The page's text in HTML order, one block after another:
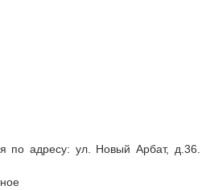
по адресу: ул. Новый Арбат, д.36.